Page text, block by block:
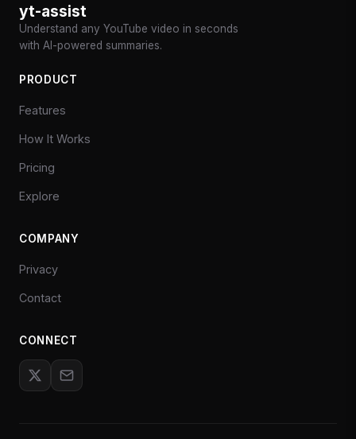
yt-assist
Understand any YouTube video in seconds
with AI-powered summaries.
PRODUCT
Features
How It Works
Pricing
Explore
COMPANY
Privacy
Contact
CONNECT